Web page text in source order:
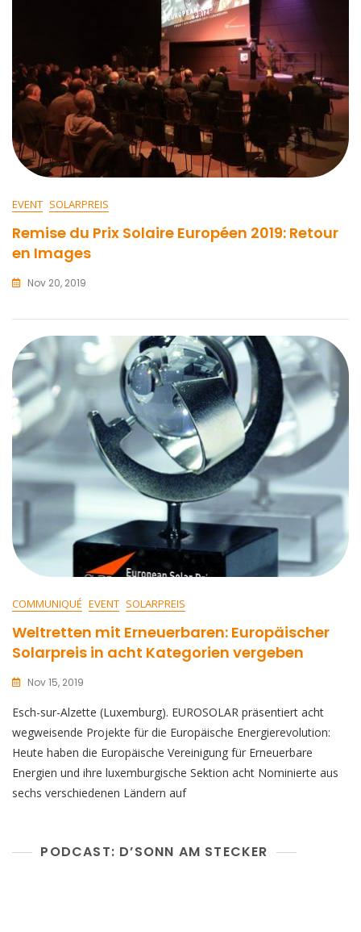
EVENT SOLARPREIS
Remise du Prix Solaire Européen 2019: Retour
en Images
Nov 20, 2019
COMMUNIQUÉ EVENT SOLARPREIS
Weltretten mit Erneuerbaren: Europäischer
Solarpreis in acht Kategorien vergeben
Nov 15, 2019
Esch-sur-Alzette (Luxemburg). EUROSOLAR präsentiert acht
wegweisende Projekte für die Europäische Energierevolution:
Heute haben die Europäische Vereinigung für Erneuerbare
Energien und ihre luxemburgische Sektion acht Nominierte aus
sechs verschiedenen Ländern auf
PODCAST: D’SONN AM STECKER